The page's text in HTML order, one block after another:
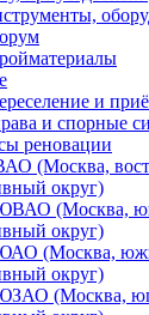
и
и спорные
реновации
(Москва,
округ)
(Москва,
округ)
ЮАО (Москва,
округ)
(Москва,